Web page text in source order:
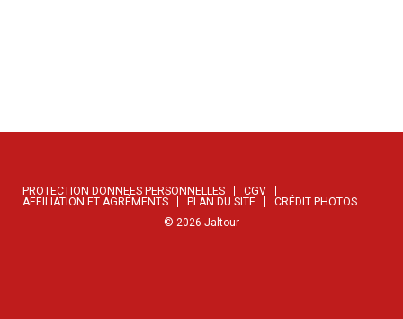
PROTECTION DONNEES PERSONNELLES
CGV
AFFILIATION ET AGRÉMENTS
PLAN DU SITE
CRÉDIT PHOTOS
© 2026 Jaltour